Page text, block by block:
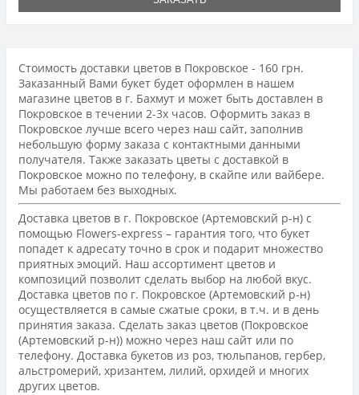
Стоимость доставки цветов в Покровское - 160 грн.
Заказанный Вами букет будет оформлен в нашем
магазине цветов в г. Бахмут и может быть доставлен в
Покровское в течении 2-3х часов. Оформить заказ в
Покровское лучше всего через наш сайт, заполнив
небольшую форму заказа с контактными данными
получателя. Также заказать цветы с доставкой в
Покровское можно по телефону, в скайпе или вайбере.
Мы работаем без выходных.
Доставка цветов в г. Покровское (Артемовский р-н) с
помощью Flowers-express – гарантия того, что букет
попадет к адресату точно в срок и подарит множество
приятных эмоций. Наш ассортимент цветов и
композиций позволит сделать выбор на любой вкус.
Доставка цветов по г. Покровское (Артемовский р-н)
осуществляется в самые сжатые сроки, в т.ч. и в день
принятия заказа. Сделать заказ цветов (Покровское
(Артемовский р-н)) можно через наш сайт или по
телефону. Доставка букетов из роз, тюльпанов, гербер,
альстромерий, хризантем, лилий, орхидей и многих
других цветов.